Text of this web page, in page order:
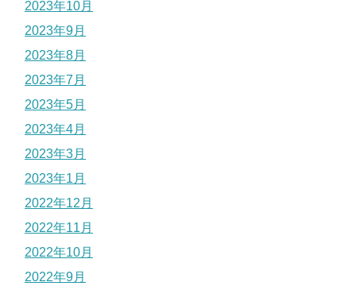
2023年10月
2023年9月
2023年8月
2023年7月
2023年5月
2023年4月
2023年3月
2023年1月
2022年12月
2022年11月
2022年10月
2022年9月